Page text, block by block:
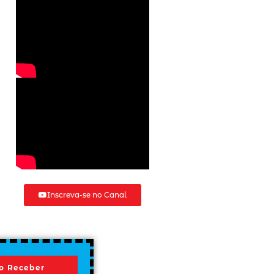
Inscreva-se no Canal
Receber